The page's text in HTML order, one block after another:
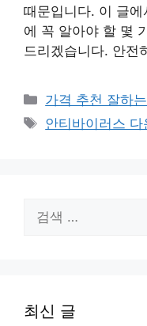
때문입니다. 이 글
에 꼭 알아야 할 몇
드리겠습니다. 안전
카
테
가격 추천 잘하
태
안티바이러스 다
색:
최신 글